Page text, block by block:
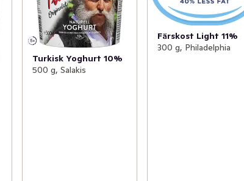
Turkisk Yoghurt 10%
500 g, Salakis
Färskost Light 11%
300 g, Philadelphia